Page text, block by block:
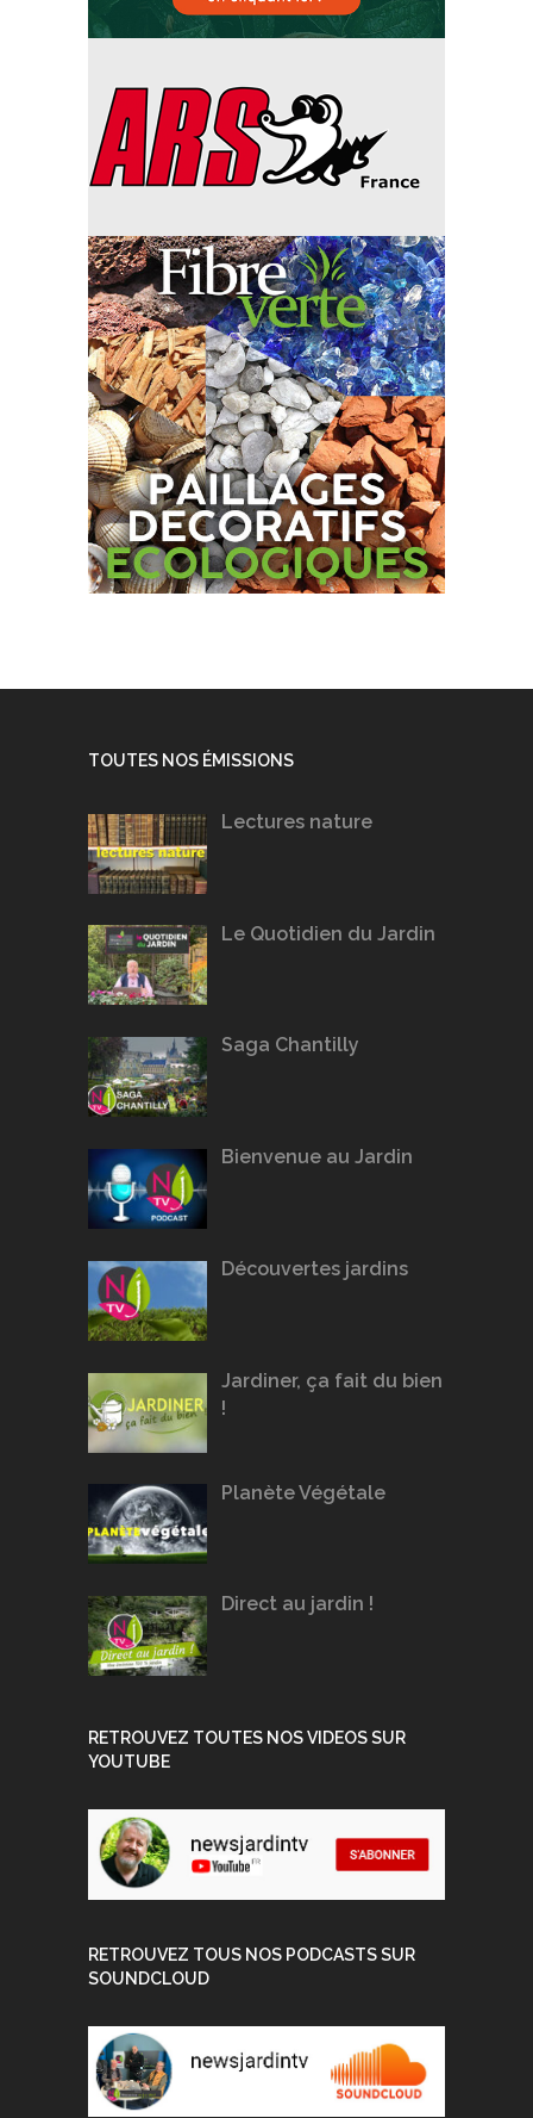
TOUTES NOS ÉMISSIONS
Lectures nature
Le Quotidien du Jardin
Saga Chantilly
Bienvenue au Jardin
Découvertes jardins
Jardiner, ça fait du bien
!
Planète Végétale
Direct au jardin !
RETROUVEZ TOUTES NOS VIDEOS SUR
YOUTUBE
RETROUVEZ TOUS NOS PODCASTS SUR
SOUNDCLOUD